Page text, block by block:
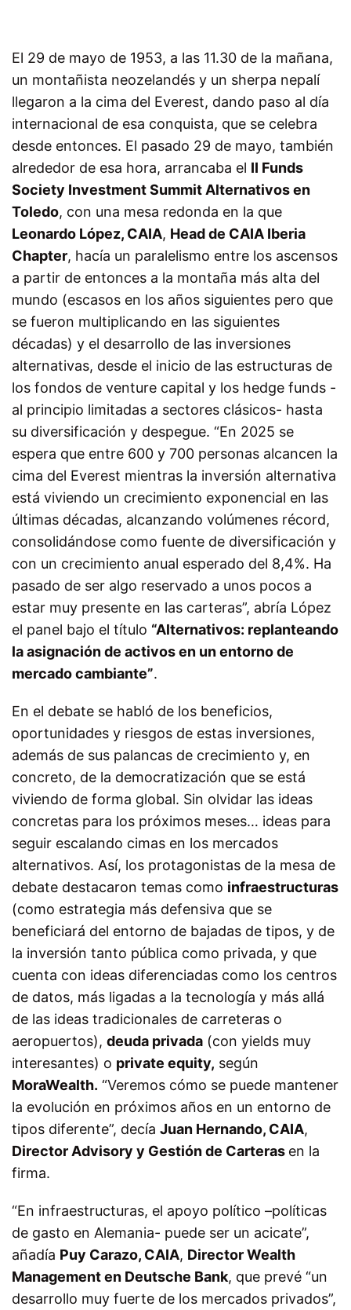
El 29 de mayo de 1953, a las 11.30 de la mañana,
un montañista neozelandés y un sherpa nepalí
llegaron a la cima del Everest, dando paso al día
internacional de esa conquista, que se celebra
desde entonces. El pasado 29 de mayo, también
alrededor de esa hora, arrancaba el II Funds
Society Investment Summit Alternativos en
Toledo, con una mesa redonda en la que
Leonardo López, CAIA, Head de CAIA Iberia
Chapter, hacía un paralelismo entre los ascensos
a partir de entonces a la montaña más alta del
mundo (escasos en los años siguientes pero que
se fueron multiplicando en las siguientes
décadas) y el desarrollo de las inversiones
alternativas, desde el inicio de las estructuras de
los fondos de venture capital y los hedge funds -
al principio limitadas a sectores clásicos- hasta
su diversificación y despegue. “En 2025 se
espera que entre 600 y 700 personas alcancen la
cima del Everest mientras la inversión alternativa
está viviendo un crecimiento exponencial en las
últimas décadas, alcanzando volúmenes récord,
consolidándose como fuente de diversificación y
con un crecimiento anual esperado del 8,4%. Ha
pasado de ser algo reservado a unos pocos a
estar muy presente en las carteras”, abría López
el panel bajo el título “Alternativos: replanteando
la asignación de activos en un entorno de
mercado cambiante”.
En el debate se habló de los beneficios,
oportunidades y riesgos de estas inversiones,
además de sus palancas de crecimiento y, en
concreto, de la democratización que se está
viviendo de forma global. Sin olvidar las ideas
concretas para los próximos meses… ideas para
seguir escalando cimas en los mercados
alternativos. Así, los protagonistas de la mesa de
debate destacaron temas como infraestructuras
(como estrategia más defensiva que se
beneficiará del entorno de bajadas de tipos, y de
la inversión tanto pública como privada, y que
cuenta con ideas diferenciadas como los centros
de datos, más ligadas a la tecnología y más allá
de las ideas tradicionales de carreteras o
aeropuertos), deuda privada (con yields muy
interesantes) o private equity, según
MoraWealth. “Veremos cómo se puede mantener
la evolución en próximos años en un entorno de
tipos diferente”, decía Juan Hernando, CAIA,
Director Advisory y Gestión de Carteras en la
firma.
“En infraestructuras, el apoyo político –políticas
de gasto en Alemania- puede ser un acicate”,
añadía Puy Carazo, CAIA, Director Wealth
Management en Deutsche Bank, que prevé “un
desarrollo muy fuerte de los mercados privados”,